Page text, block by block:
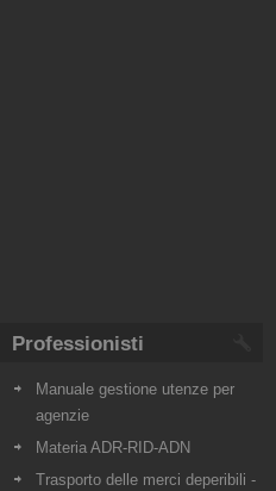
Professionisti
Manuale gestione utenze per
agenzie
Materia ADR-RID-ADN
Trasporto delle merci deperibili -